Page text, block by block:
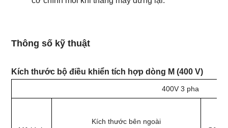
Thông số kỹ thuật
Kích thước bộ điều khiển tích hợp dòng M (400 V)
400V 3 pha
Kích thước bên ngoài